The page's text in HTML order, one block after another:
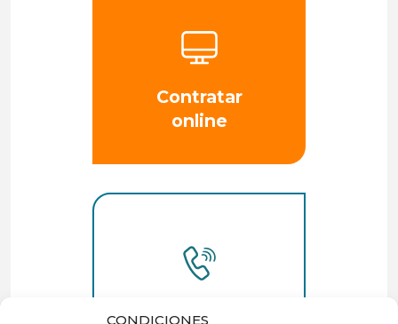
CONDICIONES
Contratar
online
Quiero que me